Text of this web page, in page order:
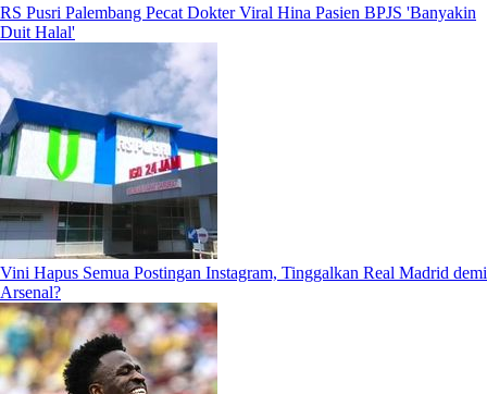
RS Pusri Palembang Pecat Dokter Viral Hina Pasien BPJS 'Banyakin
Duit Halal'
Vini Hapus Semua Postingan Instagram, Tinggalkan Real Madrid demi
Arsenal?